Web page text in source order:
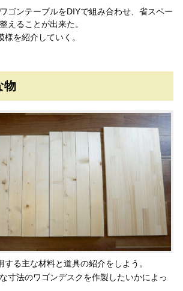
ゴンテーブルをDIYで組み合わせ、省スペー
えることが出来た。
を紹介していく。
物
する主な材料と道具の紹介をしよう。
寸法のワゴンデスクを作製したいかによっ